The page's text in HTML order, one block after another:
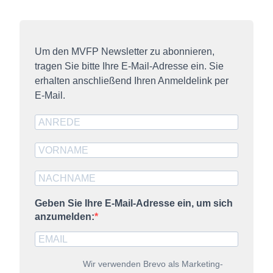
Um den MVFP Newsletter zu abonnieren,
tragen Sie bitte Ihre E-Mail-Adresse ein. Sie
erhalten anschließend Ihren Anmeldelink per
E-Mail.
Geben Sie Ihre E-Mail-Adresse ein, um sich
anzumelden:
Wir verwenden Brevo als Marketing-